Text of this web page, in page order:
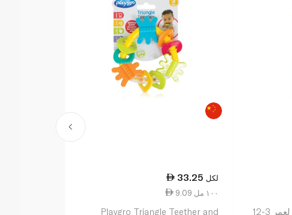
نوك منظّف الأسنان واللثة لعمر 3-12
33.25 لكل
9.09 ١٠٠ مل
Playgro Triangle Teether and